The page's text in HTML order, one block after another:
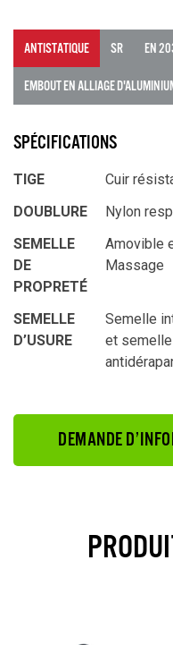
ANTISTATIQUE SR EN
EMBOUT EN ALLIAGE
SPÉCIFICATIONS
TIGE
Cuir
DOUBLURE
Nylon
SEMELLE
DE
PROPRETÉ
Amovible
Massage
SEMELLE
D’USURE
Semelle
et semelle
DEMANDE